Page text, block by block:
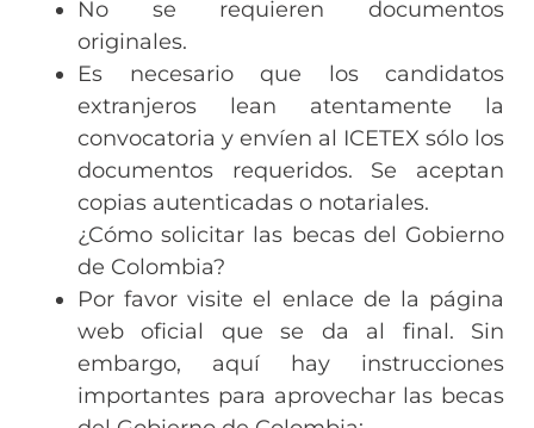
No se requieren documentos
originales.
Es necesario que los candidatos
extranjeros lean atentamente la
convocatoria y envíen al ICETEX sólo los
documentos requeridos. Se aceptan
copias autenticadas o notariales.
¿Cómo solicitar las becas del Gobierno
de Colombia?
Por favor visite el enlace de la página
web oficial que se da al final. Sin
embargo, aquí hay instrucciones
importantes para aprovechar las becas